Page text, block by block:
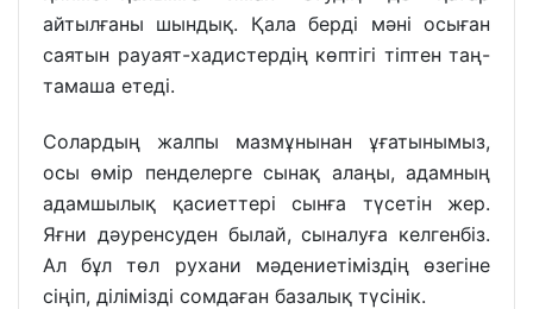
айтылғаны шындық. Қала берді мәні осыған
саятын рауаят-хадистердің көптігі тіптен таң-
тамаша етеді.
Солардың жалпы мазмұнынан ұғатынымыз,
осы өмір пенделерге сынақ алаңы, адамның
адамшылық қасиеттері сынға түсетін жер.
Яғни дәуренсуден былай, сыналуға келгенбіз.
Ал бұл төл рухани мәдениетіміздің өзегіне
сіңіп, ділімізді сомдаған базалық түсінік.